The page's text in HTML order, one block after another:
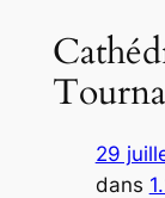
29
dans